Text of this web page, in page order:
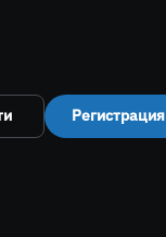
Регистрация